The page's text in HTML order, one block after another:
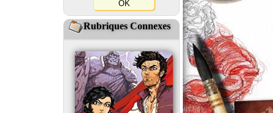
Rubriques Connexes